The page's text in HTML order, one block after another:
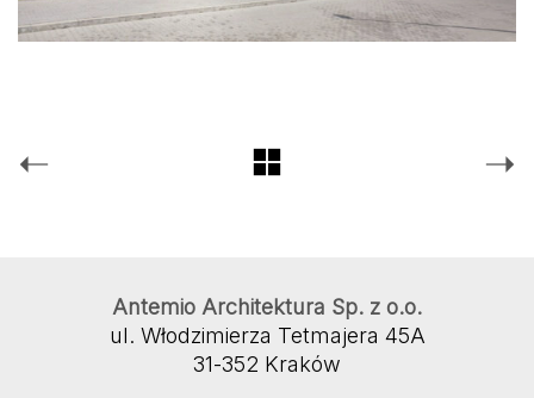
Antemio Architektura Sp. z o.o.
ul. Włodzimierza Tetmajera 45A
31-352 Kraków